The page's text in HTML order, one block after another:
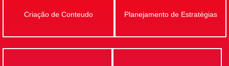
Criação de Conteudo Planejamento de Estratégias